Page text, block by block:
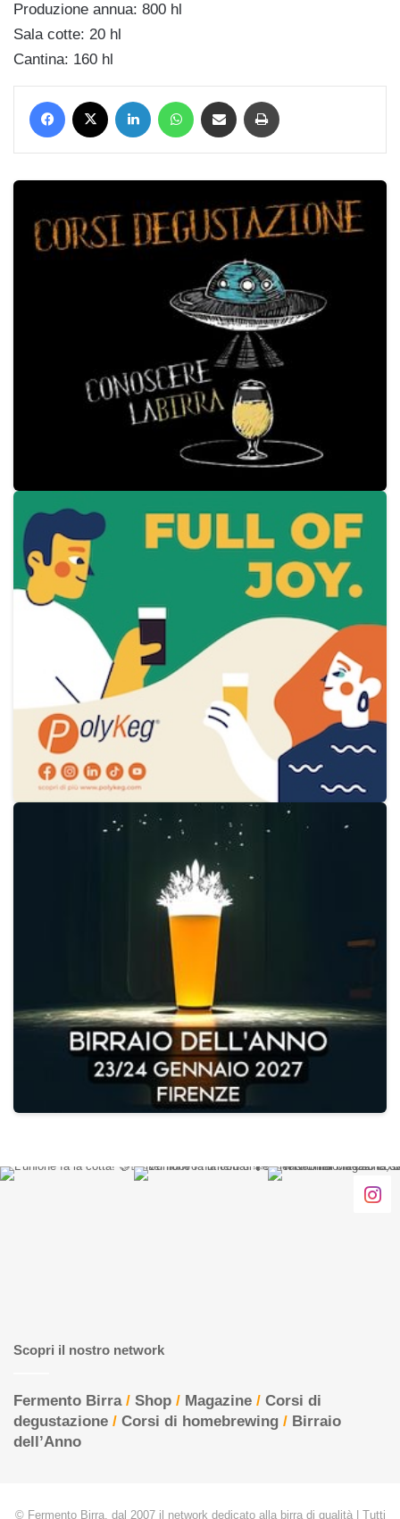
Produzione annua: 800 hl
Sala cotte: 20 hl
Cantina: 160 hl
Facebook LinkedIn WhatsApp Condividi via mail
Scopri il nostro network
Fermento Birra/ Shop / Magazine / Corsi di
degustazione / Corsi di homebrewing / Birraio
dell’Anno
© Fermento Birra, dal 2007 il network dedicato alla birra di qualità | Tutti